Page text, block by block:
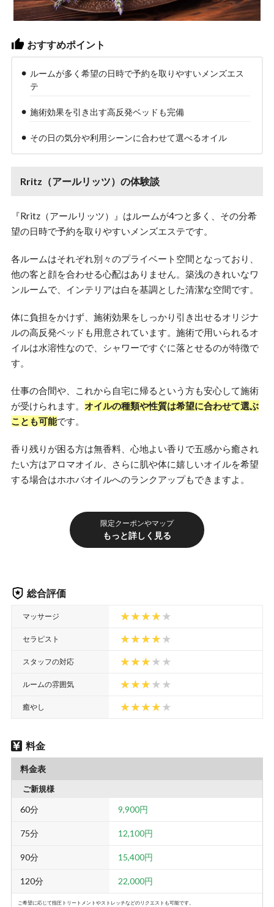
おすすめポイント
ルームが多く希望の日時で予約を取りやすいメンズエス
テ
施術効果を引き出す高反発ベッドも完備
その日の気分や利用シーンに合わせて選べるオイル
Rritz（アールリッツ）の体験談
『Rritz（アールリッツ）』はルームが4つと多く、その分希
望の日時で予約を取りやすいメンズエステです。
各ルームはそれぞれ別々のプライベート空間となっており、
他の客と顔を合わせる心配はありません。築浅のきれいなワ
ンルームで、インテリアは白を基調とした清潔な空間です。
体に負担をかけず、施術効果をしっかり引き出せるオリジナ
ルの高反発ベッドも用意されています。施術で用いられるオ
イルは水溶性なので、シャワーですぐに落とせるのが特徴で
す。
仕事の合間や、これから自宅に帰るという方も安心して施術
が受けられます。 オイルの種類や性質は希望に合わせて選ぶ
ことも可能です。
香り残りが困る方は無香料、心地よい香りで五感から癒され
たい方はアロマオイル、さらに肌や体に嬉しいオイルを希望
する場合はホホバオイルへのランクアップもできますよ。
限定クーポンやマップ
もっと詳しく見る
総合評価
マッサージ
セラピスト
スタッフの対応
ルームの雰囲気
癒やし
料金
料金表
ご新規様
60分 9,900円
75分 12,100円
90分 15,400円
120分 22,000円
ご希望に応じて指圧トリートメントやストレッチなどのリクエストも可能です。